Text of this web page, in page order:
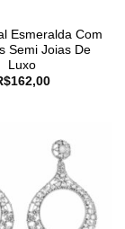
Esmeralda Com
Semi Joias De
Luxo
162,00